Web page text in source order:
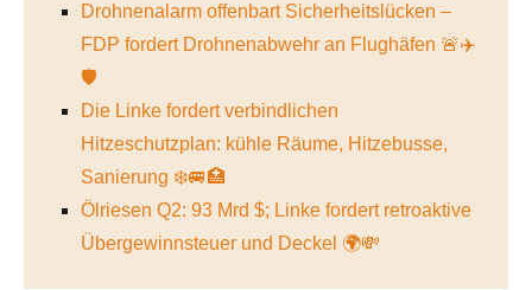
Drohnenalarm offenbart Sicherheitslücken –
FDP fordert Drohnenabwehr an Flughäfen 🚨✈️
🛡️
Die Linke fordert verbindlichen
Hitzeschutzplan: kühle Räume, Hitzebusse,
Sanierung ❄️🚐🏥
Ölriesen Q2: 93 Mrd $; Linke fordert retroaktive
Übergewinnsteuer und Deckel 🌍💸